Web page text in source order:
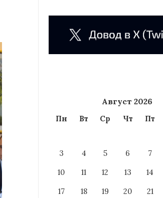
Август 2026
Пн Вт Ср Чт Пт
3
4 5 6 7
10
11 12 13 14
17
18 19 20 21